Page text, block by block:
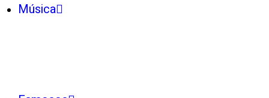
Música